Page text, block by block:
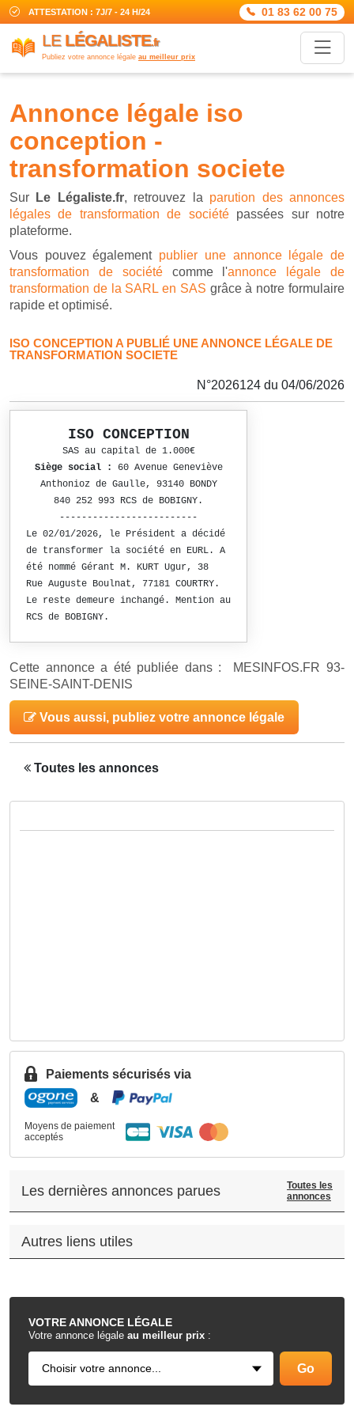
ATTESTATION : 7J/7 - 24 H/24 01 83 62 00 75
LE LÉGALISTE.fr
Publiez votre annonce légale au meilleur prix
annonce légale iso
conception -
transformation societe
Sur Le Légaliste.fr, retrouvez la parution des annonces
légales de transformation de sociétépassées sur notre
plateforme.
Vous pouvez également publier une annonce légale de
transformation de sociétécomme l'annonce légale de
transformation de la SARL en SAS grâce à notre formulaire
rapide et optimisé.
ISO CONCEPTION A PUBLIÉ UNE ANNONCE LÉGALE DE
TRANSFORMATION SOCIETE
N°2026124 du 04/06/2026
ISO CONCEPTION
SAS au capital de 1.000€
Siège social :
60 Avenue Geneviève
Anthonioz de Gaulle, 93140 BONDY
840 252 993 RCS de BOBIGNY.
-------------------------
Le 02/01/2026, le Président a décidé
de transformer la société en EURL. A
été nommé Gérant M. KURT Ugur, 38
Rue Auguste Boulnat, 77181 COURTRY.
Le reste demeure inchangé. Mention au
RCS de BOBIGNY.
Cette annonce a été publiée dans : MESINFOS.FR 93-
SEINE-SAINT-DENIS
Vous aussi, publiez votre annonce légale
Toutes les annonces
VOTREANNONCE LÉGALE
Votre annonce légale au meilleur prix :
Paiements sécurisés via
&
Moyens de paiement
acceptés
Les dernières annonces parues
Toutes les
annonces
Autres liens utiles
.